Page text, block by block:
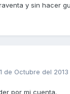
y sin hacer
de Octubre del 2013
por mi cuenta.